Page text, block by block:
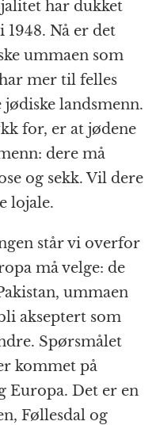
har dukket
1948. Nå er det
ummaen som
mer til felles
landsmenn.
for, er at jødene
dere må
og sekk. Vil dere
lojale.
står vi overfor
må velge: de
ummaen
akseptert som
Spørsmålet
kommet på
Europa. Det er en
Føllesdal og